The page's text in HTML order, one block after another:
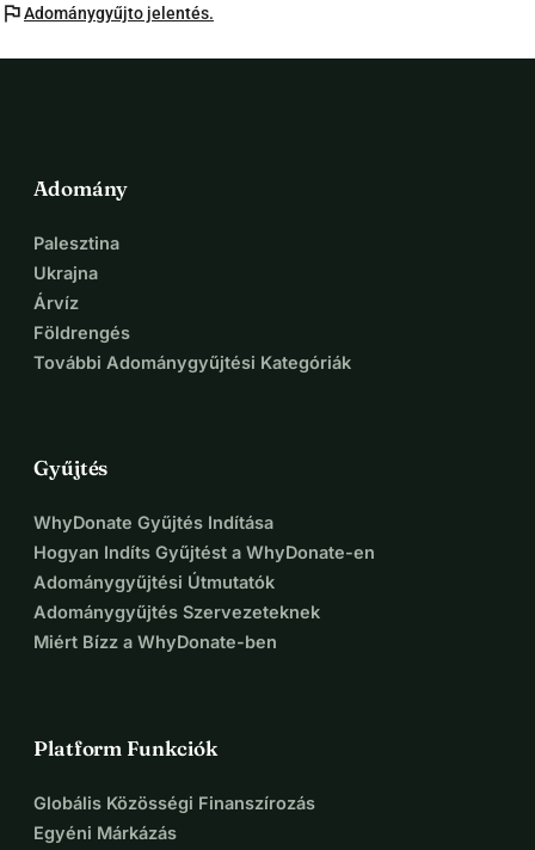
flagAdománygyűjto jelentés.
Adomány
Palesztina
Ukrajna
Árvíz
Földrengés
További Adománygyűjtési Kategóriák
Gyűjtés
WhyDonate Gyűjtés Indítása
Hogyan Indíts Gyűjtést a WhyDonate-en
Adománygyűjtési Útmutatók
Adománygyűjtés Szervezeteknek
Miért Bízz a WhyDonate-ben
Platform Funkciók
Globális Közösségi Finanszírozás
Egyéni Márkázás